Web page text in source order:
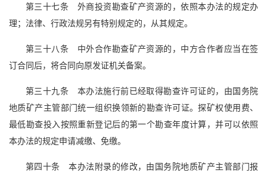
第三十七条 外商投资勘查矿产资源的，依照本办法的规定办
理；法律、行政法规另有特别规定的，从其规定。
第三十八条 中外合作勘查矿产资源的，中方合作者应当在签
订合同后，将合同向原发证机关备案。
第三十九条 本办法施行前已经取得勘查许可证的，由国务院
地质矿产主管部门统一组织换领新的勘查许可证。探矿权使用费、
最低勘查投入按照重新登记后的第一个勘查年度计算，并可以依照
本办法的规定申请减缴、免缴。
第四十条 本办法附录的修改，由国务院地质矿产主管部门报